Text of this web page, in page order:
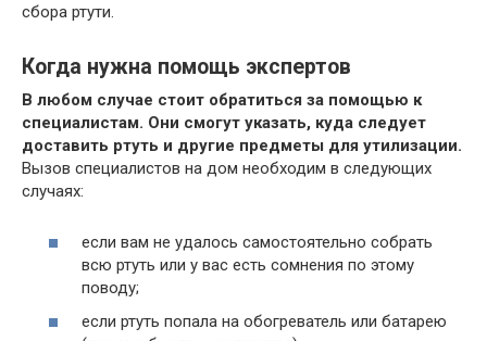
сбора ртути.
Когда нужна помощь экспертов
В любом случае стоит обратиться за помощью к
специалистам. Они смогут указать, куда следует
доставить ртуть и другие предметы для утилизации.
Вызов специалистов на дом необходим в следующих
случаях:
если вам не удалось самостоятельно собрать
всю ртуть или у вас есть сомнения по этому
поводу;
если ртуть попала на обогреватель или батарею